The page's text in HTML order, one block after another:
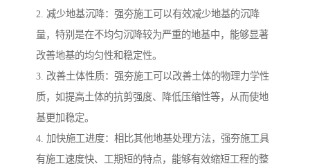
2. 减少地基沉降：强夯施工可以有效减少地基的沉降
量，特别是在不均匀沉降较为严重的地基中，能够显著
改善地基的均匀性和稳定性。
3. 改善土体性质：强夯施工可以改善土体的物理力学性
质，如提高土体的抗剪强度、降低压缩性等，从而使地
基更加稳定。
4. 加快施工进度：相比其他地基处理方法，强夯施工具
有施工速度快、工期短的特点，能够有效缩短工程的整